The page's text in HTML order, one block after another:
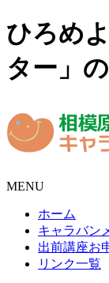
ひろめ
ター」
MENU
ホーム
キャラバン
出前講座お
リンク一覧